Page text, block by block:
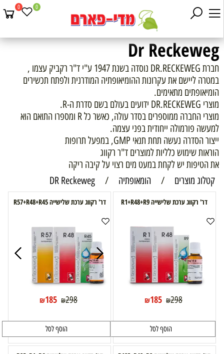
0 0
Dr Reckeweg
חברת DR.RECKEWEG נוסדה בשנת 1947 ע"י ד"ר רקביק עצמו ,
במטרה ליישם את עקרונות ההומיאופתיה המודרנית ולפתח תכשירים
הומיאופתים מתאימים.
מוצרי DR.RECKEWEG ידועים בעולם בשם סדרת ה-R.
מוצרי החברה ממוספרים בסדר עולה, כאשר כל R ומספרו התואם הוא
למעשה פורמולה ייחודית בפני עצמה.
ייצור הסדרה נעשה תחת תנאי GMP, במפעל תרופות
הוראות שימוש כלליות למוצרים ד"ר רקווג
את הטיפות יש לקחת במעט מים רצוי על קיבה ריקה
קטלוג מוצרים
/ הומאופתיה /
DR Reckeweg
דר' רקווג ערכת שלישייה R1+R48+R9
₪298
₪185
הוסף לסל
דר' רקווג ערכת שלישייה R57+R48+R45
₪298
₪185
הוסף לסל